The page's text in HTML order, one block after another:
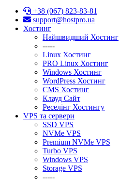
+38 (067) 823-83-81
support@hostpro.ua
Хостинг
Найшвидший Хостинг
-----
Linux Хостинг
PRO Linux Хостинг
Windows Хостинг
WordPress Хостинг
CMS Хостинг
Клауд Сайт
Реселінг Хостингу
VPS та сервери
SSD VPS
NVMe VPS
Premium NVMe VPS
Turbo VPS
Windows VPS
Stоrage VPS
-----